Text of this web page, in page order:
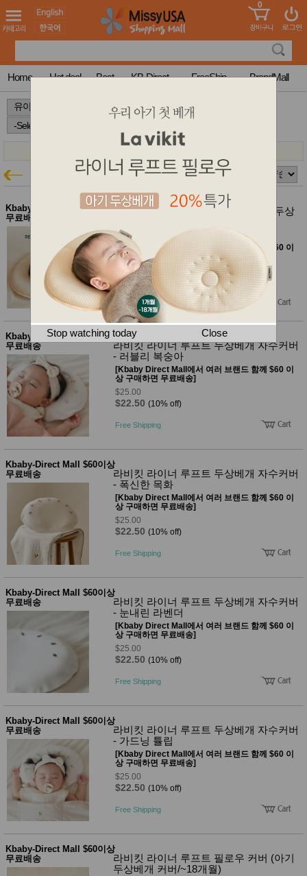
도 어린이
청소년
컬러링
북
한국학
습지
미국학
습지
건 홍삼전
드
건강보
조제품
건강식
품
Diet/여
성용품
뷰
티
스킨케
업
헤어케
어/염색
바디케
어/향수
남성화
장품
미용제
전
자
주방가
전
계절/생
활가전
건강가
전
명품식
기브랜
드
보관용
기
조리용
품
주방소
품
식
즉석가
공식품
농산품
유 놀이방
DVD
유아 보
드(칠
판)
조형물
DIY
유아 이
유식
아기띠/
외출용
MissyShop
Login
0
Home Hot deal Best KB-Direct FreeShip BrandMall
Stop watching today Close
>
유아특가
Kbaby-Direct Mall $60이상
무료배송
라비킷 라이너 루프트 필로우 (아기 두상
라비킷 아기 두상베개 20% 할인
[Kbaby Direct Mall에서 여러 브랜드 함께 $60 이
상 구매하면 무료배송]
$70.00
$63.00$56.00 (20% off)
Free Shipping
Kbaby-Direct Mall $60이상
무료배송
라비킷 라이너 루프트 두상베개 자수커버
- 러블리 복숭아
[Kbaby Direct Mall에서 여러 브랜드 함께 $60 이
상 구매하면 무료배송]
$25.00
$22.50 (10% off)
Free Shipping
Kbaby-Direct Mall $60이상
무료배송
라비킷 라이너 루프트 두상베개 자수커버
- 폭신한 목화
[Kbaby Direct Mall에서 여러 브랜드 함께 $60 이
상 구매하면 무료배송]
$25.00
$22.50 (10% off)
Free Shipping
Kbaby-Direct Mall $60이상
무료배송
라비킷 라이너 루프트 두상베개 자수커버
- 눈내린 라벤더
[Kbaby Direct Mall에서 여러 브랜드 함께 $60 이
상 구매하면 무료배송]
$25.00
$22.50 (10% off)
Free Shipping
Kbaby-Direct Mall $60이상
무료배송
라비킷 라이너 루프트 두상베개 자수커버
- 가드닝 튤립
[Kbaby Direct Mall에서 여러 브랜드 함께 $60 이
상 구매하면 무료배송]
$25.00
$22.50 (10% off)
Free Shipping
Kbaby-Direct Mall $60이상
무료배송
라비킷 라이너 루프트 필로우 커버 (아기
두상베개 커버/~18개월)